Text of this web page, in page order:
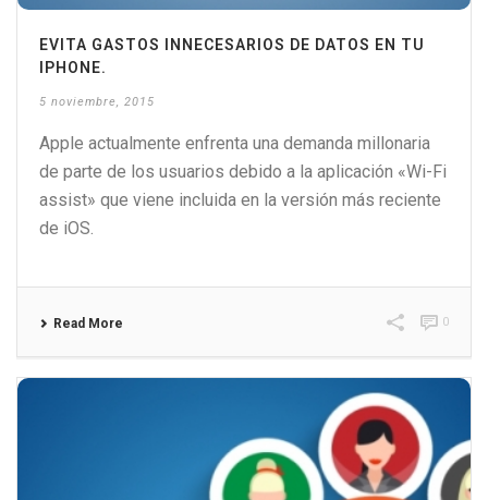
EVITA GASTOS INNECESARIOS DE DATOS EN TU
IPHONE.
5 noviembre, 2015
Apple actualmente enfrenta una demanda millonaria
de parte de los usuarios debido a la aplicación «Wi-Fi
assist» que viene incluida en la versión más reciente
de iOS.
Read More 0